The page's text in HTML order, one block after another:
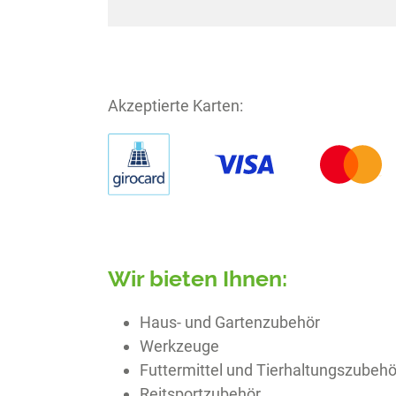
Akzeptierte Karten:
Wir bieten Ihnen:
Haus- und Gartenzubehör
Werkzeuge
Futtermittel und